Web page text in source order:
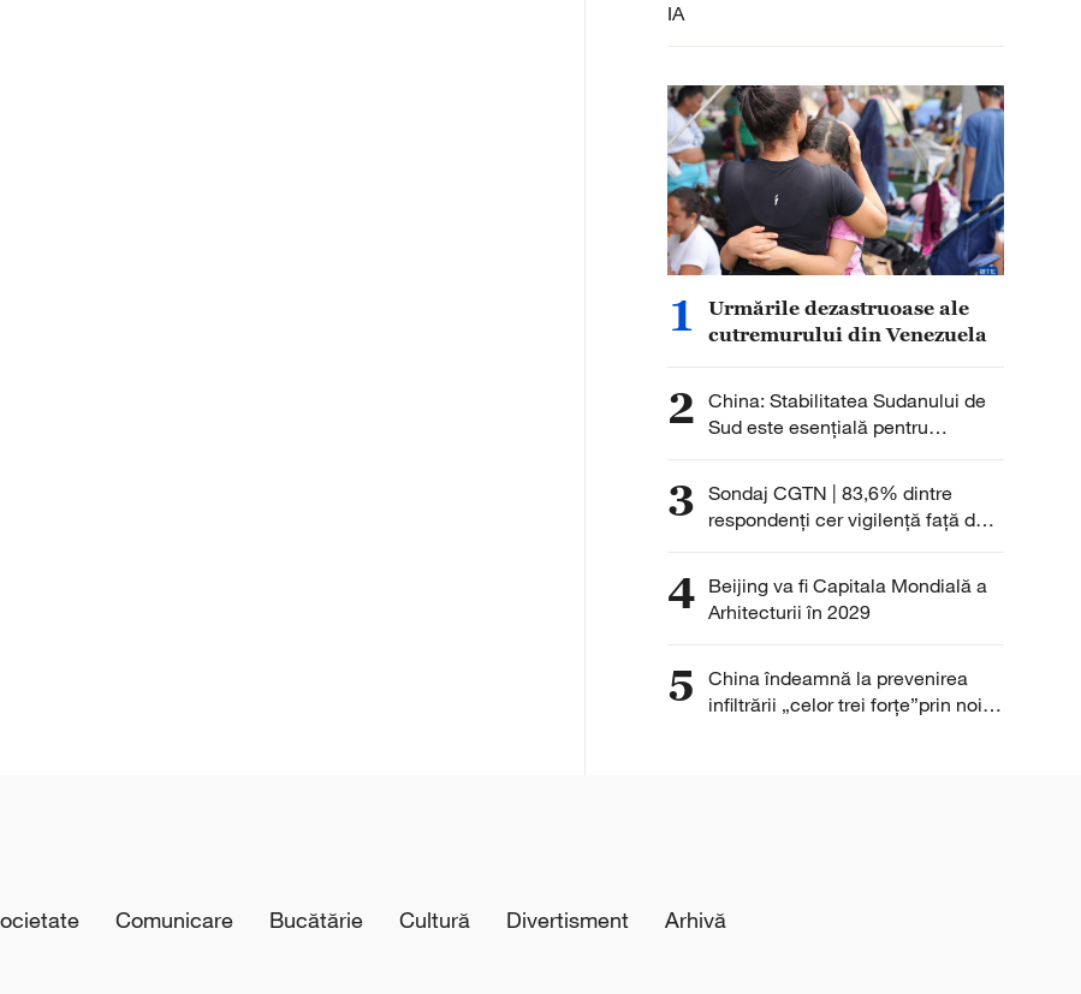
IA
1
Urmările dezastruoase ale
cutremurului din Venezuela
2 China: Stabilitatea Sudanului de
Sud este esențială pentru
succesul procesului de tranziție
3 Sondaj CGTN | 83,6% dintre
respondenți cer vigilență față de
accelerarea expansiunii militare a
4 Beijing va fi Capitala Mondială a
Arhitecturii în 2029
5
China îndeamnă la prevenirea
infiltrării „celor trei forțe”prin noile
Comunicare Bucătărie Cultură Divertisment Arhivă